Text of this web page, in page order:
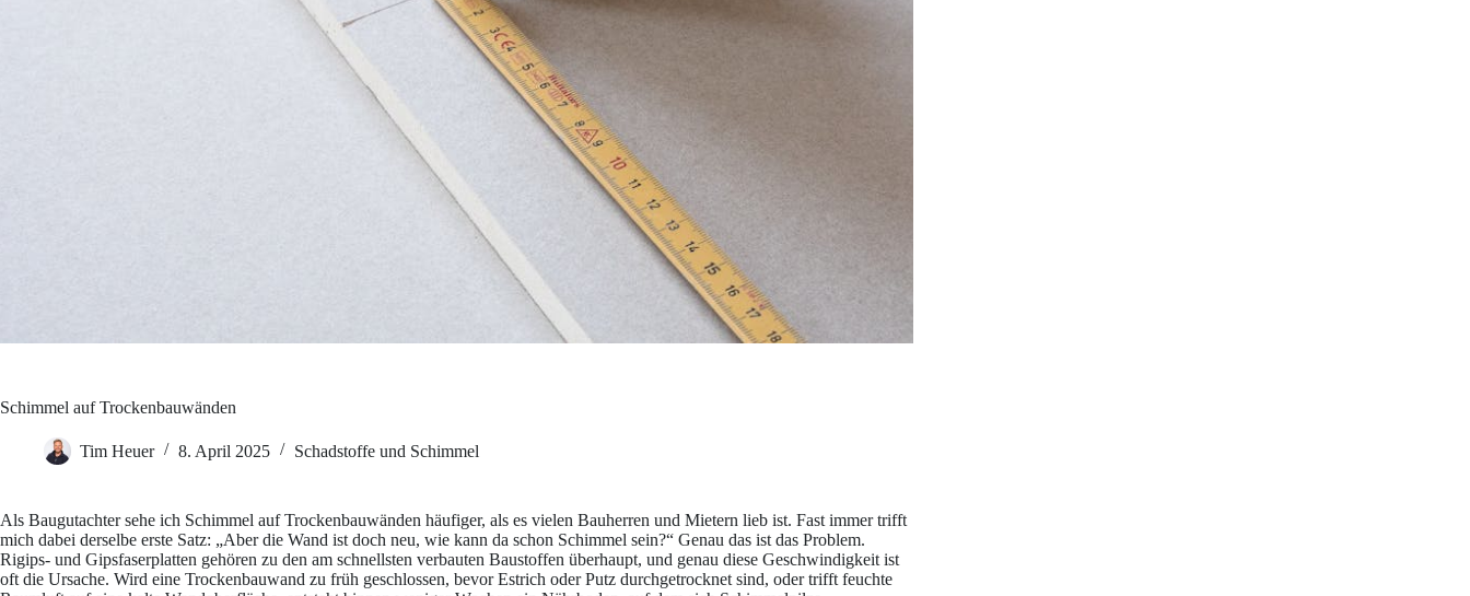
Schimmel auf Trockenbauwänden
Tim Heuer 8. April 2025 Schadstoffe und Schimmel
Als Baugutachter sehe ich Schimmel auf Trockenbauwänden häufiger, als es vielen Bauherren und Mietern lieb ist. Fast immer trifft
mich dabei derselbe erste Satz: „Aber die Wand ist doch neu, wie kann da schon Schimmel sein?“ Genau das ist das Problem.
Rigips- und Gipsfaserplatten gehören zu den am schnellsten verbauten Baustoffen überhaupt, und genau diese Geschwindigkeit ist
oft die Ursache. Wird eine Trockenbauwand zu früh geschlossen, bevor Estrich oder Putz durchgetrocknet sind, oder trifft feuchte